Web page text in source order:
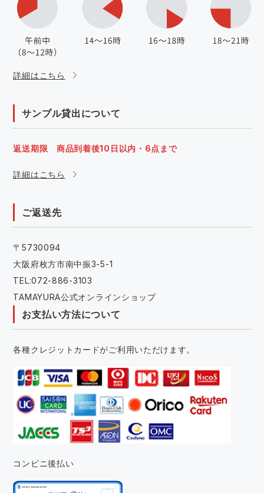
詳細はこちら
サンプル貸出について
返送期限 商品到着後10日以内・6点まで
詳細はこちら
ご返送先
〒5730094
大阪府枚方市南中振3-5-1
TEL:072-886-3103
TAMAYURA公式オンラインショップ
お支払い方法について
各種クレジットカードがご利用いただけます。
コンビニ後払い